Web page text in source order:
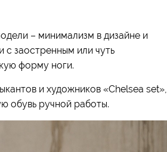
– минимализм в дизайне и
с заостренным или чуть
форму ноги.
и художников «Chelsea set»,
обувь ручной работы.